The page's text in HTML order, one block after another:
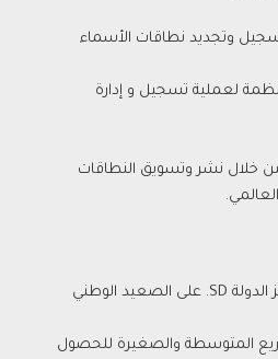
وتجديد نطاقات الأسماء
لعملية تسجيل و إدارة
من خلال نشر وتسويق النطاقات
نشر نطاق المستوى الأعلى لرمز الدولة SD. على الصعيد الوطني
المتوسطة والصغيرة للحصول